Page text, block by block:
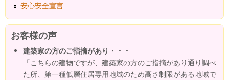
安心安全宣言
お客様の声
建築家の方のご指摘があり・・・
「こちらの建物ですが、建築家の方のご指摘があり通り調べ
た所、第一種低層住居専用地域のため高さ制限がある地域で